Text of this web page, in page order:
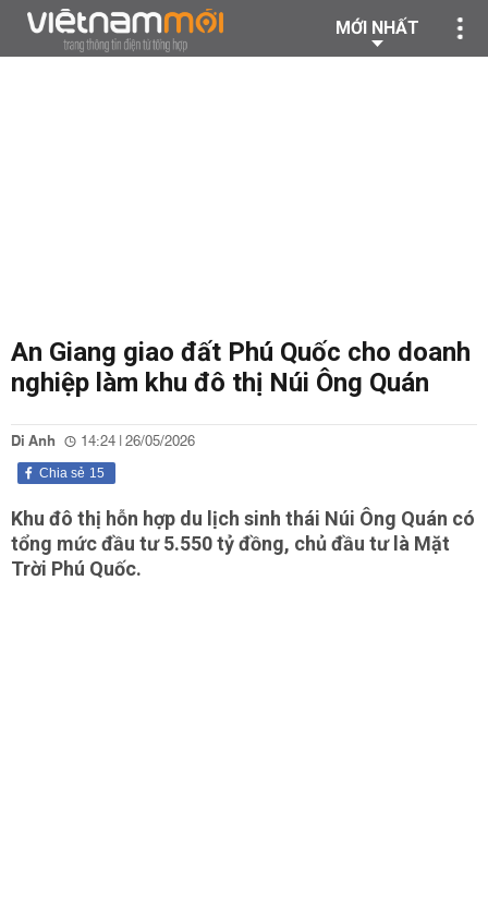
MỚI NHẤT
An Giang giao đất Phú Quốc cho doanh
nghiệp làm khu đô thị Núi Ông Quán
Di Anh 14:24 | 26/05/2026
15
Chia sẻ
Khu đô thị hỗn hợp du lịch sinh thái Núi Ông Quán có
tổng mức đầu tư 5.550 tỷ đồng, chủ đầu tư là Mặt
Trời Phú Quốc.